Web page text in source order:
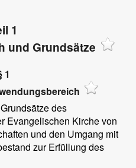
1
und Grundsätze
1
des
Evangelischen Kirche von
und den Umgang mit
zur Erfüllung des